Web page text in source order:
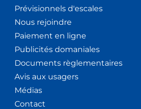
Prévisionnels d'escales
Nous rejoindre
Paiement en ligne
Publicités domaniales
Documents règlementaires
Avis aux usagers
Médias
Contact